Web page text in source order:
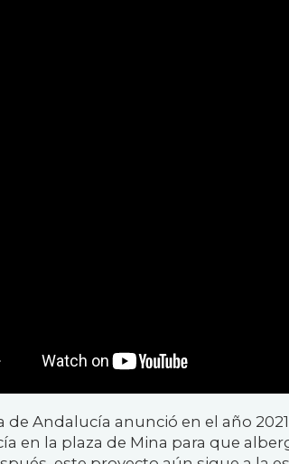
de Andalucía anunció en el año
en la plaza de Mina para que